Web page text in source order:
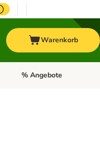
Warenkorb
Kategorie-Menü öffnen:
% Angebote